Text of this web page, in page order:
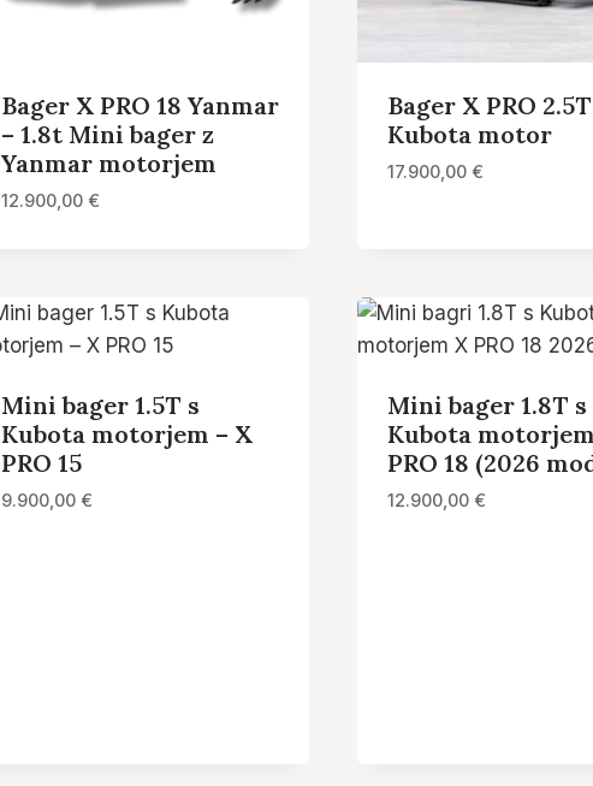
Bager X PRO 18 Yanmar
– 1.8t Mini bager z
Yanmar motorjem
12.900,00 €
Bager X PRO 2.5T
Kubota motor
17.900,00 €
Mini bager 1.5T s
Kubota motorjem – X
PRO 15
9.900,00 €
Mini bager 1.8T s
Kubota
PRO 18 (2026
12.900,00 €